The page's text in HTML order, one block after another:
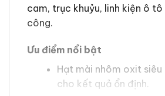
cam, trục khuỷu, linh kiện ô
công.
Ưu điểm nổi bật
Hạt mài nhôm oxit siêu
cho kết quả ổn định.